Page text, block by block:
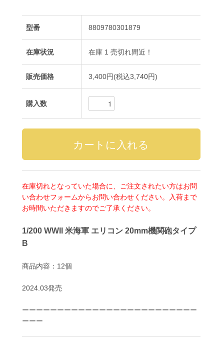
型番 8809780301879
在庫状況 在庫 1 売切れ間近！
販売価格 3,400円(税込3,740円)
購入数
在庫切れとなっていた場合に、ご注文されたい方はお問
い合わせフォームからお問い合わせください。入荷まで
お時間いただきますのでご了承ください。
1/200 WWII 米海軍 エリコン 20mm機関砲タイプ
B
商品内容：12個
2024.03発売
ーーーーーーーーーーーーーーーーーーーーーーーーー
ーーー